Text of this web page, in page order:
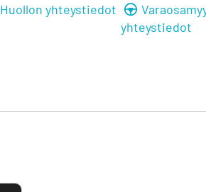
Huollon yhteystiedot
yhteystiedot